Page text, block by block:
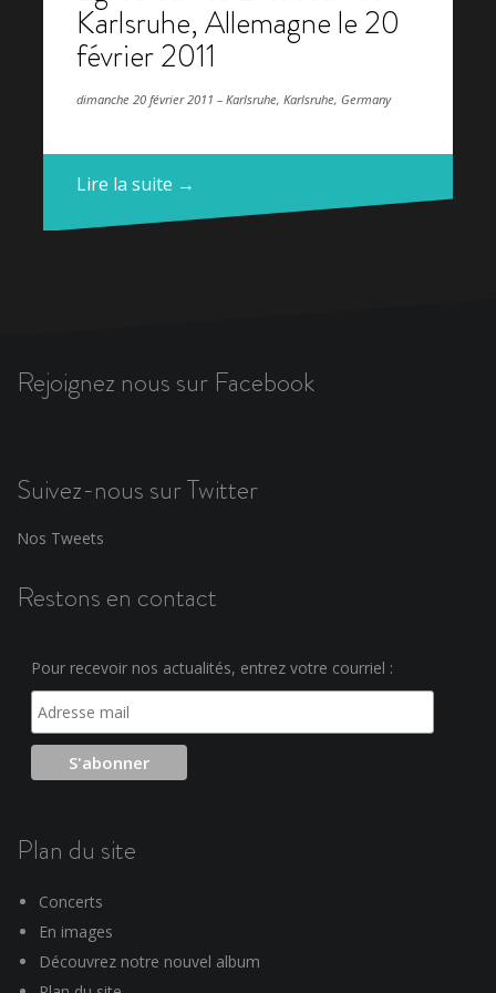
Karlsruhe, Allemagne le 20
février 2011
dimanche 20 février 2011 – Karlsruhe, Karlsruhe, Germany
Lire la suite →
Rejoignez nous sur Facebook
Suivez-nous sur Twitter
Nos Tweets
Restons en contact
Pour recevoir nos actualités, entrez votre courriel :
Plan du site
Concerts
En images
Découvrez notre nouvel album